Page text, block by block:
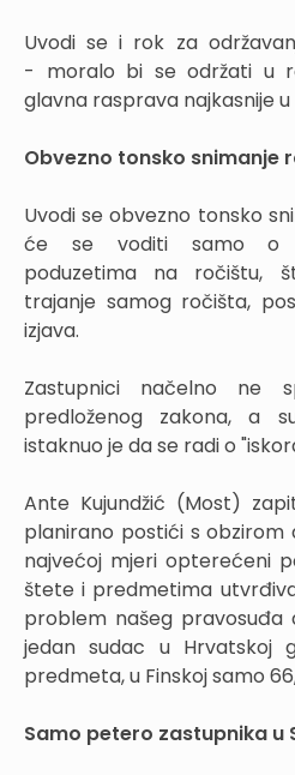
Uvodi se i rok za
- moralo bi se održati u
glavna rasprava najkasnije
Obvezno tonsko snimanje
Uvodi se obvezno tonsko
će se voditi samo o
poduzetima na ročištu,
trajanje samog ročišta,
izjava.
Zastupnici načelno ne
predloženog zakona, a
istaknuo je da se radi o
Ante Kujundžić (Most)
planirano postići s obzirom
najvećoj mjeri opterećeni
štete i predmetima
problem našeg pravosuđa
jedan sudac u Hrvatskoj
predmeta, u Finskoj samo
Samo petero zastupnika u